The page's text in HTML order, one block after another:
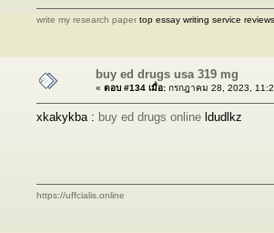
write my research paper top essay writing service reviews
buy ed drugs usa 319 mg
« ตอบ #134 เมื่อ: กรกฎาคม 28, 2023,
xkakykba : buy ed drugs online ldudlkz
https://uffcialis.online